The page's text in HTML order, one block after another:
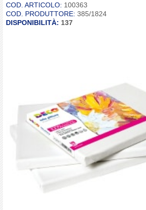
COD. ARTICOLO: 100363
COD. PRODUTTORE: 385/1824
DISPONIBILITÀ: 137